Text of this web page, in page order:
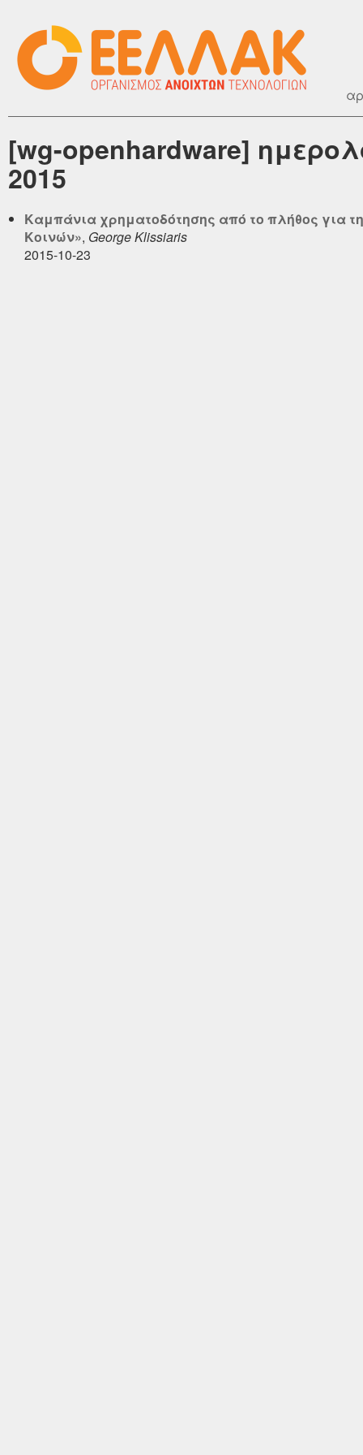
[wg-openhardware]
2015
Καμπάνια χρηματοδότησης από το πλήθος για
Κοινών», George Klissiaris
2015-10-23